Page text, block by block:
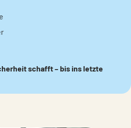
schafft – bis ins letzte